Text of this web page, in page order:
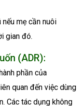
mẹ cần nuôi
gian đó.
(ADR):
phần của
quan đến việc dùng
Các tác dụng không